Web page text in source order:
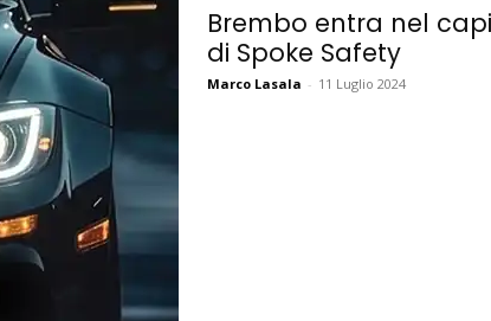
Brembo entra nel
di Spoke Safety
Marco Lasala - 11 Luglio 2024